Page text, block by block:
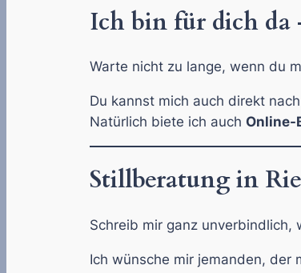
Ich bin für dich da
Warte nicht zu lange, wenn du
Du kannst mich auch direkt
Natürlich biete ich auch Online-
Stillberatung in
Schreib mir ganz unverbindlich,
Ich wünsche mir jemanden, der